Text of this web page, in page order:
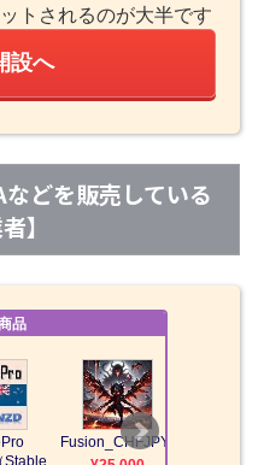
トされるのが大半です
設へ
どを販売している
】